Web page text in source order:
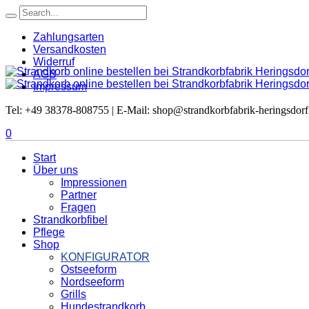
Zahlungsarten
Versandkosten
Widerruf
AGB
Impressum
Tel: +49 38378-808755 | E-Mail: shop@strandkorbfabrik-
0
Start
Über uns
Impressionen
Partner
Fragen
Strandkorbfibel
Pflege
Shop
KONFIGURATOR
Ostseeform
Nordseeform
Grills
Hundestrandkorb